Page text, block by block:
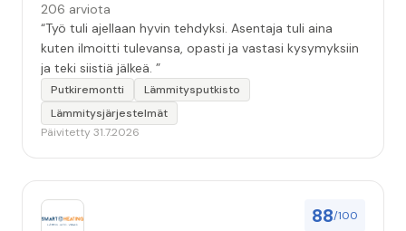
206 arviota
“Työ tuli ajellaan hyvin tehdyksi. Asentaja tuli aina
kuten ilmoitti tulevansa, opasti ja vastasi kysymyksiin
ja teki siistiä jälkeä. ”
Putkiremontti
Lämmitysputkisto
Lämmitysjärjestelmät
Päivitetty 31.7.2026
88/100